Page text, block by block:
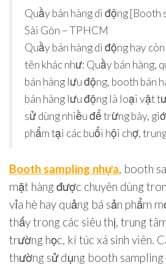
Quầy bán hàng di động [Booth
Sài Gòn – TPHCM
Quầy bán hàng di động hay
tên khác như: Quầy bán hàng,
bán hàng lưu động, booth bán
bán hàng lưu động là loại vật
sử dùng nhiều để trừng bày,
phẩm tại các buổi hội chợ,
Booth sampling nhựa, booth
mặt hàng được chuyên dùng
vỉa hè hay quảng bá sản phẩm
thấy trong các siêu thị, trung
trường học, kí túc xá sinh viên.
thường sử dụng booth sampling